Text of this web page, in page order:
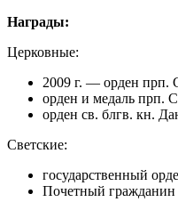
Награды:
Церковные:
2009 г. — орден прп.
орден и медаль прп.
орден св. блгв. кн.
Светские:
государственный
Почетный гражданин